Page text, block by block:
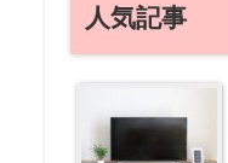
人気記事